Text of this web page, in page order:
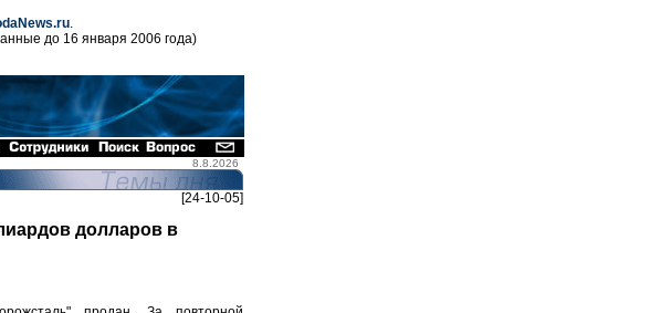
.
до 16 января 2006 года)
8.8.2026
[24-10-05]
долларов в